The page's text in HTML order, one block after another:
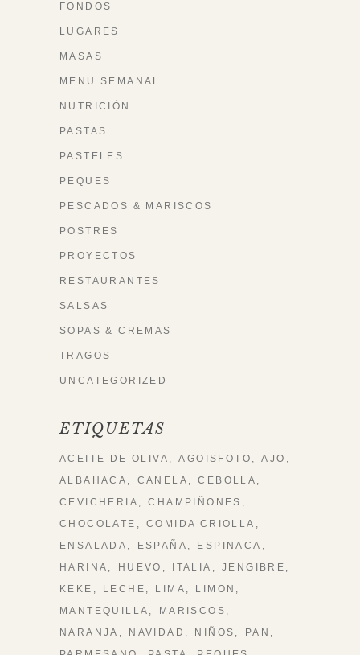
FONDOS
LUGARES
MASAS
MENU SEMANAL
NUTRICIÓN
PASTAS
PASTELES
PEQUES
PESCADOS & MARISCOS
POSTRES
PROYECTOS
RESTAURANTES
SALSAS
SOPAS & CREMAS
TRAGOS
UNCATEGORIZED
ETIQUETAS
ACEITE DE OLIVA AGOISFOTO
AJO
ALBAHACA
CANELA
CEBOLLA
CEVICHERIA
CHAMPIÑONES
CHOCOLATE
COMIDA CRIOLLA
ENSALADA
ESPAÑA
ESPINACA
HARINA
HUEVO ITALIA
JENGIBRE
KEKE
LECHE LIMA
LIMON
MANTEQUILLA
MARISCOS
NARANJA
NAVIDAD NIÑOS
PAN